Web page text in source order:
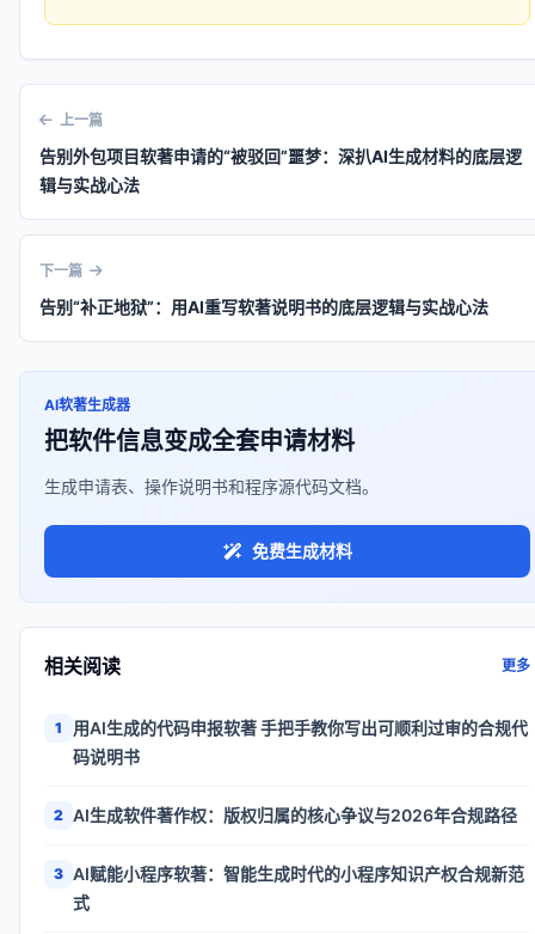
上一篇
告别外包项目软著申请的“被驳回”噩梦：深扒AI生成材料的底层逻
辑与实战心法
下一篇
告别“补正地狱”：用AI重写软著说明书的底层逻辑与实战心法
AI软著生成器
把软件信息变成全套申请材料
生成申请表、操作说明书和程序源代码文档。
免费生成材料
相关阅读 更多
1
用AI生成的代码申报软著 手把手教你写出可顺利过审的合规代
码说明书
2 AI生成软件著作权：版权归属的核心争议与2026年合规路径
3 AI赋能小程序软著：智能生成时代的小程序知识产权合规新范
式